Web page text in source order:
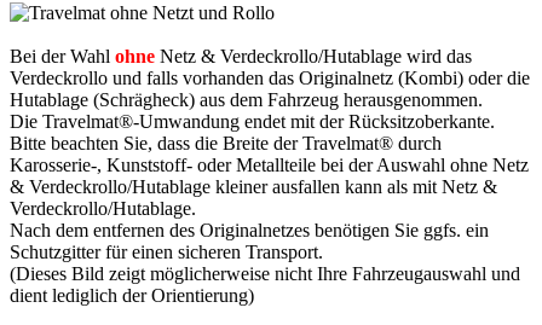
Bei der Wahl ohne Netz & Verdeckrollo/Hutablage wird das
Verdeckrollo und falls vorhanden das Originalnetz (Kombi) oder die
Hutablage (Schrägheck) aus dem Fahrzeug herausgenommen.
Die Travelmat®-Umwandung endet mit der Rücksitzoberkante.
Bitte beachten Sie, dass die Breite der Travelmat® durch
Karosserie-, Kunststoff- oder Metallteile bei der Auswahl ohne Netz
& Verdeckrollo/Hutablage kleiner ausfallen kann als mit Netz &
Verdeckrollo/Hutablage.
Nach dem entfernen des Originalnetzes benötigen Sie ggfs. ein
Schutzgitter für einen sicheren Transport.
(Dieses Bild zeigt möglicherweise nicht Ihre Fahrzeugauswahl und
dient lediglich der Orientierung)